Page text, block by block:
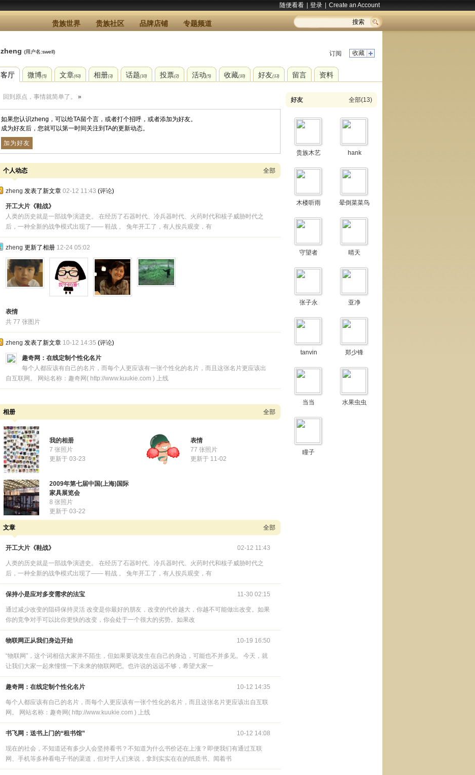
搜索
随便看看 登录 Create an Account
贵族世界 贵族社区 品牌店铺 专题频道
收藏
订阅
zheng (用户名:swell)
客厅 微博(5) 文章(63) 相册(3) 话题(10) 投票(2) 活动(5) 收藏(10) 好友(13) 留言 资料
回到原点，事情就简单了。 »
如果您认识zheng，可以给TA留个言，或者打个招呼，或者添加为好友。
成为好友后，您就可以第一时间关注到TA的更新动态。
加为好友
全部
个人动态
zheng 发表了新文章 02-12 11:43 (评论)
开工大片《鞋战》
人类的历史就是一部战争演进史。 在经历了石器时代、冷兵器时代、火药时代和核子威胁时代之
后，一种全新的战争模式出现了—— 鞋战 。 兔年开工了，有人按兵观变，有
zheng 更新了相册 12-24 05:02
表情
共 77 张图片
zheng 发表了新文章 10-12 14:35 (评论)
趣奇网：在线定制个性化名片
每个人都应该有自己的名片，而每个人更应该有一张个性化的名片，而且这张名片更应该出
自互联网。 网站名称：趣奇网( http://www.kuukie.com ) 上线
全部
相册
我的相册
7 张照片
更新于 03-23
表情
77 张照片
更新于 11-02
2009年第七届中国(上海)国际
家具展览会
8 张照片
更新于 03-22
全部
文章
02-12 11:43
开工大片《鞋战》
人类的历史就是一部战争演进史。 在经历了石器时代、冷兵器时代、火药时代和核子威胁时代之
后，一种全新的战争模式出现了—— 鞋战 。 兔年开工了，有人按兵观变，有
11-30 02:15
保持小是应对多变需求的法宝
通过减少改变的阻碍保持灵活 改变是你最好的朋友，改变的代价越大，你越不可能做出改变。如果
你的竞争对手可以比你更快的改变，你会处于一个很大的劣势。如果改
10-19 16:50
物联网正从我们身边开始
“物联网”，这个词相信大家并不陌生，但如果要说发生在自己的身边，可能也不并多见。 今天，就
让我们大家一起来憧憬一下未来的物联网吧。也许说的远远不够，希望大家一
10-12 14:35
趣奇网：在线定制个性化名片
每个人都应该有自己的名片，而每个人更应该有一张个性化的名片，而且这张名片更应该出自互联
网。 网站名称：趣奇网( http://www.kuukie.com ) 上线
10-12 14:08
书飞网：送书上门的“租书馆”
现在的社会，不知道还有多少人会坚持看书？不知道为什么书价还在上涨？即便我们有通过互联
网、手机等多种看电子书的渠道，但对于人们来说，拿到实实在在的纸质书、闻着书
全部(13)
好友
贵族木艺 hank
木楼听雨 晕倒菜菜鸟
守望者 晴天
张子永 亚净
tanvin 郑少锋
当当 水果虫虫
瞳子